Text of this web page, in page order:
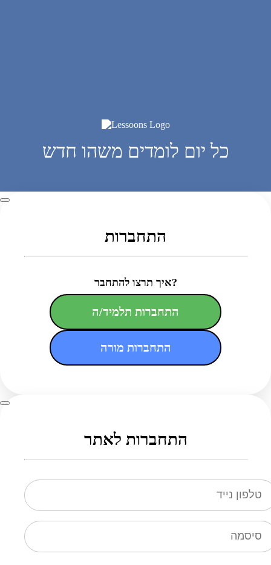
כל יום לומדים משהו חדש
התחברות
איך תרצו להתחבר?
התחברות תלמיד/ה
התחברות מורה
התחברות לאתר